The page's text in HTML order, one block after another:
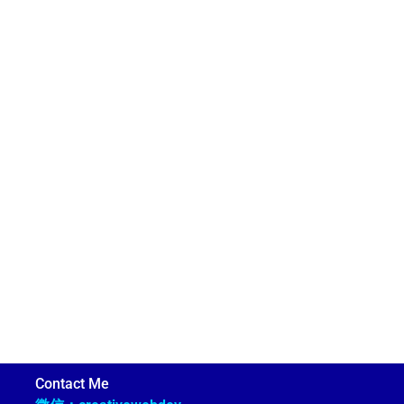
Contact Me